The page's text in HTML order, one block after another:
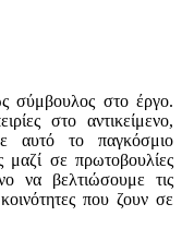
σύμβουλος στο έργο.
στο αντικείμενο,
αυτό το παγκόσμιο
μαζί σε πρωτοβουλίες
να βελτιώσουμε τις
που ζουν σε